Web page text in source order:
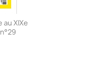
au XIXe